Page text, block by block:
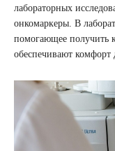
лабораторных
онкомаркеры. В
помогающее получить
обеспечивают комфорт